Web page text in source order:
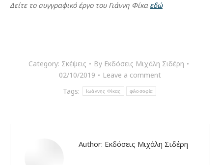
Δείτε το συγγραφικό έργο του Γιάννη Φίκα εδώ
Category: Σκέψεις By Εκδόσεις Μιχάλη Σιδέρη
02/10/2019
Leave a comment
Tags:
Ιωάννης Φίκας φιλοσοφία
Author: Εκδόσεις Μιχάλη Σιδέρη